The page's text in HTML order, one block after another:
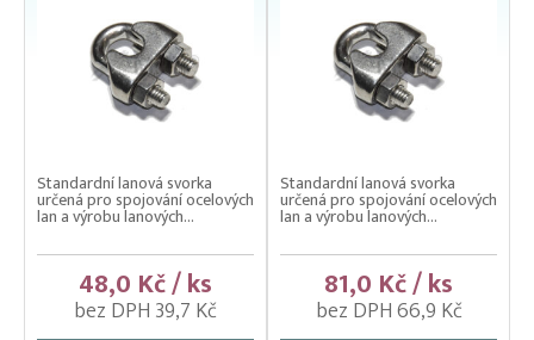
Standardní lanová svorka
určená pro spojování ocelových
lan a výrobu lanových...
48,0 Kč / ks
bez DPH 39,7 Kč
Standardní lanová svorka
určená pro spojování ocelových
lan a výrobu lanových...
81,0 Kč / ks
bez DPH 66,9 Kč